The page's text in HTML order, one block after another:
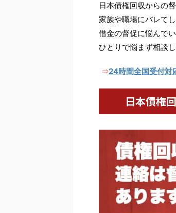
日本債権回収からの
家族や職場にバレて
借金の督促に悩んで
ひとりで悩まず相談し
⇒ 24時間全国受付対
日本債権